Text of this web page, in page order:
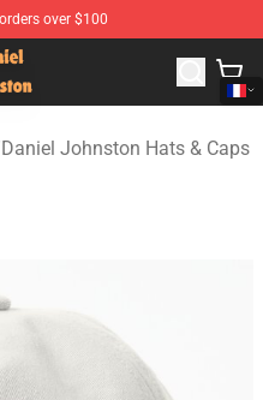
over $100
Daniel Johnston
Daniel Johnston Hats & Caps